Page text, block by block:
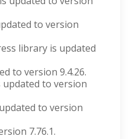
to version
library is updated
to version 9.4.26.
to version
to version
7.76.1.